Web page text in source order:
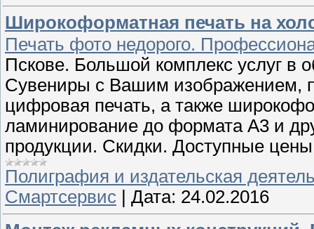
Широкоформатная печать на
Печать фото недорого.
Пскове. Большой комплекс услуг в
Сувениры с Вашим изображением,
цифровая печать, а также
ламинирование до формата А3 и
продукции. Скидки. Доступные
Полиграфия и издательская
Смартсервис
Дата: 24.02.2016